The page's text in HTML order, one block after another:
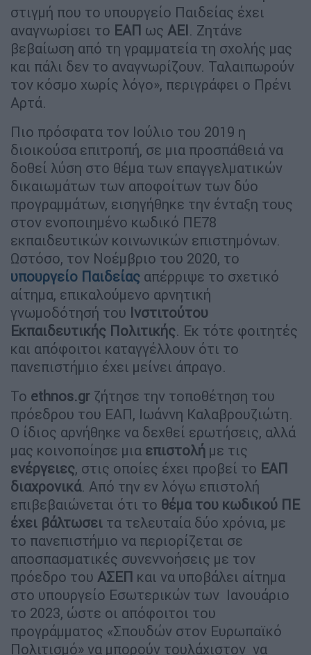
στιγμή που το υπουργείο Παιδείας έχει
αναγνωρίσει το ΕΑΠ ως ΑΕΙ. Ζητάνε
βεβαίωση από τη γραμματεία τη σχολής μας
και πάλι δεν το αναγνωρίζουν. Ταλαιπωρούν
τον κόσμο χωρίς λόγο», περιγράφει ο Πρένι
Αρτά.
Πιο πρόσφατα τον Ιούλιο του 2019 η
διοικούσα επιτροπή, σε μια προσπάθειά να
δοθεί λύση στο θέμα των επαγγελματικών
δικαιωμάτων των αποφοίτων των δύο
προγραμμάτων, εισηγήθηκε την ένταξη τους
στον ενοποιημένο κωδικό ΠΕ78
εκπαιδευτικών κοινωνικών επιστημόνων.
Ωστόσο, τον Νοέμβριο του 2020, το
υπουργείο Παιδείας απέρριψε το σχετικό
αίτημα, επικαλούμενο αρνητική
γνωμοδότησή του Ινστιτούτου
Εκπαιδευτικής Πολιτικής. Εκ τότε φοιτητές
και απόφοιτοι καταγγέλλουν ότι το
πανεπιστήμιο έχει μείνει άπραγο.
Το ethnos.gr ζήτησε την τοποθέτηση του
πρόεδρου του ΕΑΠ, Ιωάννη Καλαβρουζιώτη.
Ο ίδιος αρνήθηκε να δεχθεί ερωτήσεις, αλλά
μας κοινοποίησε μια επιστολή με τις
ενέργειες, στις οποίες έχει προβεί το ΕΑΠ
διαχρονικά. Από την εν λόγω επιστολή
επιβεβαιώνεται ότι το θέμα του κωδικού ΠΕ
έχει βάλτωσει τα τελευταία δύο χρόνια, με
το πανεπιστήμιο να περιορίζεται σε
αποσπασματικές συνεννοήσεις με τον
πρόεδρο του ΑΣΕΠ και να υποβάλει αίτημα
στο υπουργείο Εσωτερικών των Ιανουάριο
το 2023, ώστε οι απόφοιτοι του
προγράμματος «Σπουδών στον Ευρωπαϊκό
Πολιτισμό» να μπορούν τουλάχιστον να